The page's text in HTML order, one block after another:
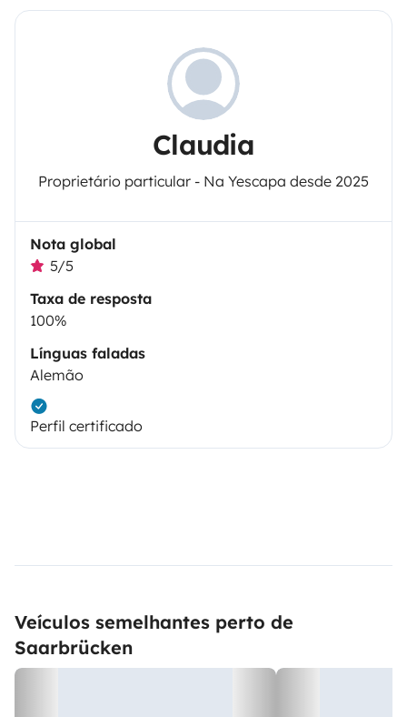
Claudia
Proprietário particular - Na Yescapa desde 2025
Nota global
5/5
Taxa de resposta
100%
Línguas faladas
Alemão
Perfil certificado
Veículos semelhantes perto de
Saarbrücken